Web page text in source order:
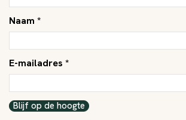
Naam *
E-mailadres *
Blijf op de hoogte